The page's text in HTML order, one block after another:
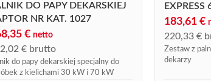
DO PAPY DEKARSKIEJ
NR KAT. 1027
€ netto
€ brutto
do papy dekarskiej specjalny do
z kielichami 30 kW i 70 kW
EXPRESS
183,61 €
220,33 €
Zestaw z
dekarzy